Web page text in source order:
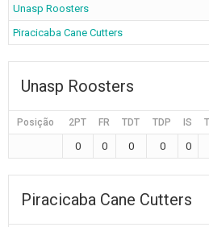
Unasp Roosters
Piracicaba Cane Cutters
Unasp Roosters
Posição 2PT FR TDT TDP IS
0 0 0 0 0
Piracicaba Cane Cutters